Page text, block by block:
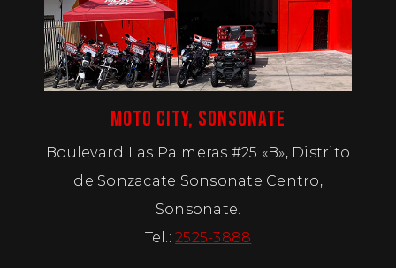
MOTO CITY, SONSONATE
Boulevard Las Palmeras #25 «B», Distrito
de Sonzacate Sonsonate Centro,
Sonsonate.
Tel.:2525-3888